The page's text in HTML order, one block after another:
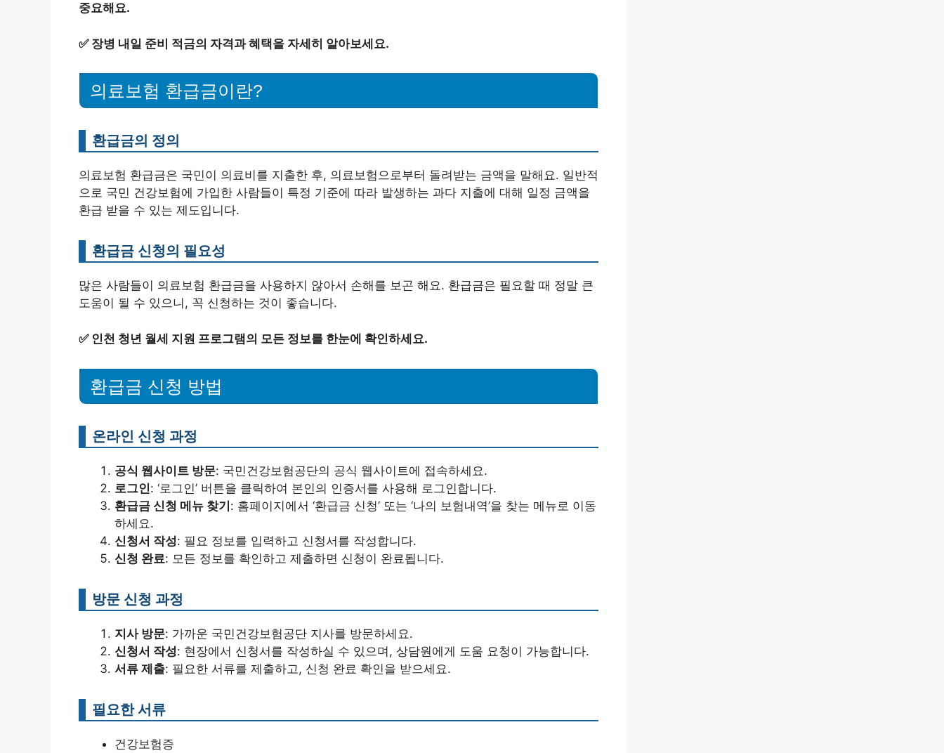
중요해요.
✅ 장병 내일 준비 적금의 자격과 혜택을 자세히 알아보세요.
의료보험 환급금이란?
환급금의 정의
의료보험 환급금은 국민이 의료비를 지출한 후, 의료보험으로부터 돌려받는 금액을 말해요. 일반적
으로 국민 건강보험에 가입한 사람들이 특정 기준에 따라 발생하는 과다 지출에 대해 일정 금액을
환급 받을 수 있는 제도입니다.
환급금 신청의 필요성
많은 사람들이 의료보험 환급금을 사용하지 않아서 손해를 보곤 해요. 환급금은 필요할 때 정말 큰
도움이 될 수 있으니, 꼭 신청하는 것이 좋습니다.
✅ 인천 청년 월세 지원 프로그램의 모든 정보를 한눈에 확인하세요.
환급금 신청 방법
온라인 신청 과정
공식 웹사이트 방문: 국민건강보험공단의 공식 웹사이트에 접속하세요.
로그인: ‘로그인’ 버튼을 클릭하여 본인의 인증서를 사용해 로그인합니다.
환급금 신청 메뉴 찾기: 홈페이지에서 ‘환급금 신청’ 또는 ‘나의 보험내역’을 찾는 메뉴로 이동
하세요.
신청서 작성: 필요 정보를 입력하고 신청서를 작성합니다.
신청 완료: 모든 정보를 확인하고 제출하면 신청이 완료됩니다.
방문 신청 과정
지사 방문: 가까운 국민건강보험공단 지사를 방문하세요.
신청서 작성: 현장에서 신청서를 작성하실 수 있으며, 상담원에게 도움 요청이 가능합니다.
서류 제출: 필요한 서류를 제출하고, 신청 완료 확인을 받으세요.
필요한 서류
건강보험증